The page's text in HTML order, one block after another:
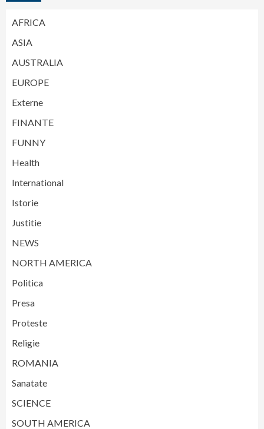
AFRICA
ASIA
AUSTRALIA
EUROPE
Externe
FINANTE
FUNNY
Health
International
Istorie
Justitie
NEWS
NORTH AMERICA
Politica
Presa
Proteste
Religie
ROMANIA
Sanatate
SCIENCE
SOUTH AMERICA